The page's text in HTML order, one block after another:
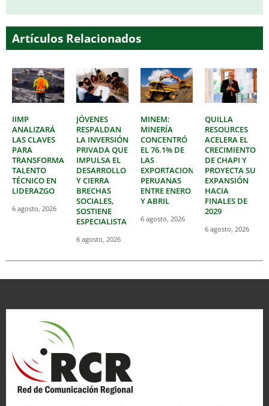
Artículos Relacionados
IIMP
ANALIZARÁ
LAS CLAVES
PARA
TRANSFORMAR
TALENTO
TÉCNICO EN
LIDERAZGO
6 agosto, 2026
JÓVENES
RESPALDAN
LA INVERSIÓN
PRIVADA QUE
IMPULSA EL
DESARROLLO
Y CIERRA
BRECHAS
SOCIALES,
SOSTIENE
ESPECIALISTA
6 agosto, 2026
MINEM:
MINERÍA
CONCENTRÓ
EL 76.1% DE
LAS
EXPORTACIONES
PERUANAS
ENTRE ENERO
Y ABRIL
6 agosto, 2026
QUILLA
RESOURCES
ACELERA EL
CRECIMIENTO
DE CHAPI Y
PROYECTA SU
EXPANSIÓN
HACIA
FINALES DE
2029
6 agosto, 2026